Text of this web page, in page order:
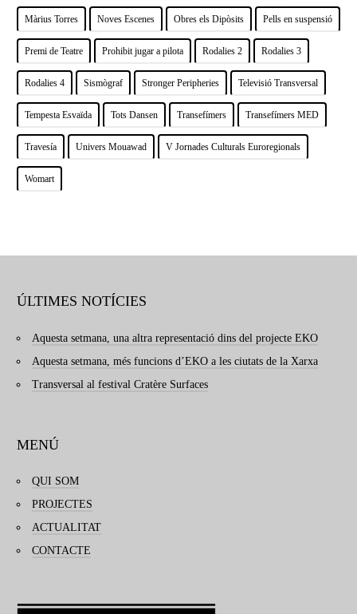
Màrius Torres Noves Escenes Obres els Dipòsits Pells en suspensió
Premi de Teatre Prohibit jugar a pilota Rodalies 2 Rodalies 3
Rodalies 4 Sismògraf Stronger Peripheries Televisió Transversal
Tempesta Esvaïda Tots Dansen Transefímers Transefímers MED
Travesía Univers Mouawad V Jornades Culturals Euroregionals
Womart
ÚLTIMES NOTÍCIES
Aquesta setmana, una altra representació dins del projecte EKO
Aquesta setmana, més funcions d’EKO a les ciutats de la Xarxa
Transversal al festival Cratère Surfaces
MENÚ
QUI SOM
PROJECTES
ACTUALITAT
CONTACTE